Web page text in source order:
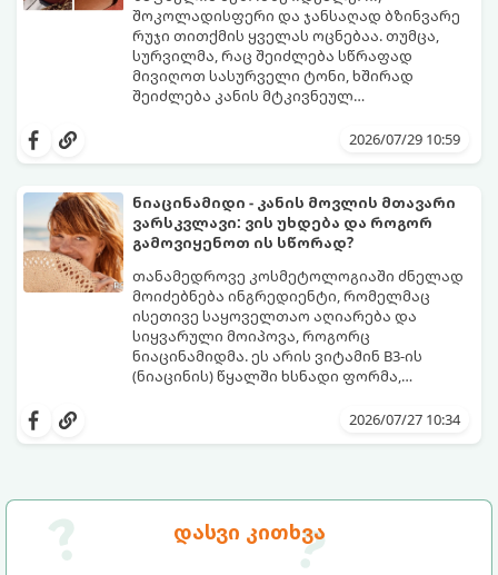
დასვი კითხვა
თუ საზოგადოებრივ ტუალეტში, სულ
რაღაც 2 წუთში გადაგარჩენთ:
შოკოლადისფერი და ჯანსაღად ბზინვარე
რუჯი თითქმის ყველას ოცნებაა. თუმცა,
სურვილმა, რაც შეიძლება სწრაფად
მივიღოთ სასურველი ტონი, ხშირად
შეიძლება კანის მტკივნეულ
გამოიმუშაოს მელანინი - პიგმენტი,
5-დღიანი სქემა დაგეხმარებათ, მიიღოთ
ღრმა, თანაბარი და ხანგრძლივი რუჯი
კანის ჯანმრთელობის დაზიანების გარეშე.
2026/07/29 10:59
ნიაცინამიდი - კანის მოვლის მთავარი
ვარსკვლავი: ვის უხდება და როგორ
გამოვიყენოთ ის სწორად?
თანამედროვე კოსმეტოლოგიაში ძნელად
მოიძებნება ინგრედიენტი, რომელმაც
ისეთივე საყოველთაო აღიარება და
სიყვარული მოიპოვა, როგორც
ნიაცინამიდმა. ეს არის ვიტამინ B3-ის
(ნიაცინის) წყალში ხსნადი ფორმა,
კანისთვის ნამდვილი „მაშველი რგოლია“.
თავის მოვლის რუტინის შეუცვლელი
2026/07/27 10:34